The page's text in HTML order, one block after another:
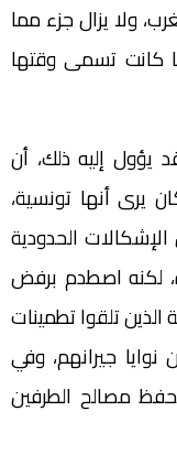
ولا يزال جزء مما
كانت تسمى وقتها
يؤول إليه ذلك، أن
يرى أنها تونسية،
الإشكالات الحدودية
لكنه اصطدم برفض
تلقوا تطمينات
جيرانهم، وفي
مصالح الطرفين